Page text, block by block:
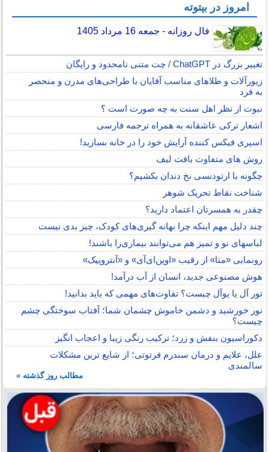
امروز در بیتوته
فال روزانه - جمعه 16 مرداد 1405
تغییر بزرگ در ChatGPT / چت متنی نامحدود و رایگان
زیورآلات و طلاهای مناسب آقایان با طراحی‌های مدرن و منحصر
به فرد
نبوت از نظر اهل سنت به چه صورت است ؟
اشعار ترکی عاشقانه به همراه ترجمه فارسی
اسپری فیکس کننده آرایش خود را در خانه بسازید!
روش های متفاوت بافت لیف
چگونه با ارتودنسی نخ دندان بکشیم؟
شناخت نقاط تحریک شوهر
چقدر به همسرتان اعتماد دارید؟
چند دلیل مهم اینکه چرا بهانه گیری‌های کودک، چیز بدی نیست
لباس‎های نو و تمیز هم می‌توانند بیماری‌زا باشند!
رونمایی «متا» از رقیب «اوپن‌ای‌آی» و «آنتروپیک»
هوش مصنوعی جدید، انسان از آب درآمد!
تور آل یا یوآل چیست؟ تفاوت‌های مهمی که باید بدانید!
نور خورشید و دشمن خاموش چشمان شما؛ آفتاب سوختگی چشم
چیست؟
دکوراسیون بنفش و زرد؛ ترکیب رنگی زیبا و اعجاب انگیز
علل، علایم و درمان سندرم فرتوتی؛ از شایع ترین مشکلات
سالمندی
مطالب روز گذشته »